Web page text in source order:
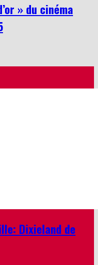
» du cinéma
Dixieland de